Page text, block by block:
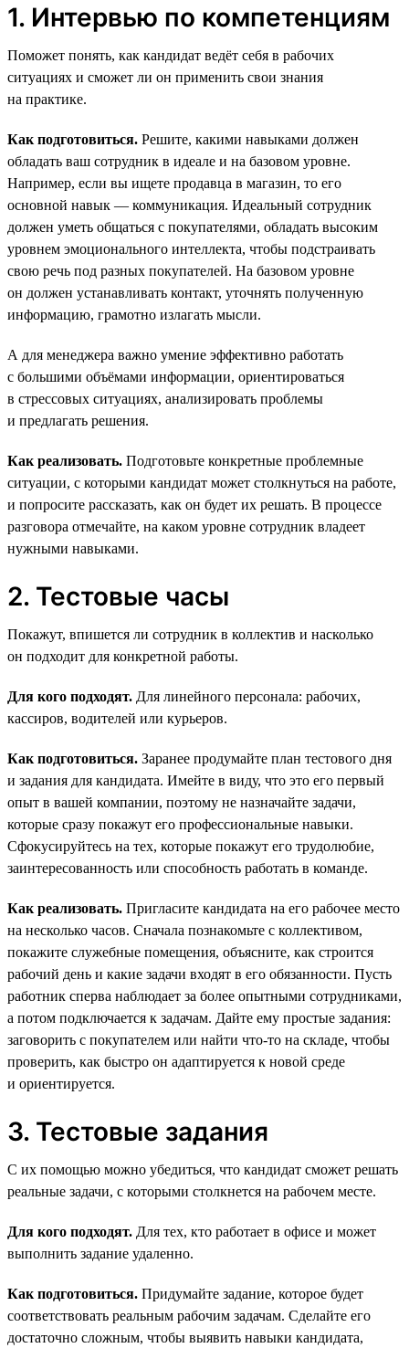
1. Интервью по компетенциям
Поможет понять, как кандидат ведёт себя в рабочих
ситуациях и сможет ли он применить свои знания
на практике.
Как подготовиться. Решите, какими навыками должен
обладать ваш сотрудник в идеале и на базовом уровне.
Например, если вы ищете продавца в магазин, то его
основной навык — коммуникация. Идеальный сотрудник
должен уметь общаться с покупателями, обладать высоким
уровнем эмоционального интеллекта, чтобы подстраивать
свою речь под разных покупателей. На базовом уровне
он должен устанавливать контакт, уточнять полученную
информацию, грамотно излагать мысли.
А для менеджера важно умение эффективно работать
с большими объёмами информации, ориентироваться
в стрессовых ситуациях, анализировать проблемы
и предлагать решения.
Как реализовать. Подготовьте конкретные проблемные
ситуации, с которыми кандидат может столкнуться на работе,
и попросите рассказать, как он будет их решать. В процессе
разговора отмечайте, на каком уровне сотрудник владеет
нужными навыками.
2. Тестовые часы
Покажут, впишется ли сотрудник в коллектив и насколько
он подходит для конкретной работы.
Для кого подходят. Для линейного персонала: рабочих,
кассиров, водителей или курьеров.
Как подготовиться. Заранее продумайте план тестового дня
и задания для кандидата. Имейте в виду, что это его первый
опыт в вашей компании, поэтому не назначайте задачи,
которые сразу покажут его профессиональные навыки.
Сфокусируйтесь на тех, которые покажут его трудолюбие,
заинтересованность или способность работать в команде.
Как реализовать. Пригласите кандидата на его рабочее место
на несколько часов. Сначала познакомьте с коллективом,
покажите служебные помещения, объясните, как строится
рабочий день и какие задачи входят в его обязанности. Пусть
работник сперва наблюдает за более опытными сотрудниками,
а потом подключается к задачам. Дайте ему простые задания:
заговорить с покупателем или найти что-то на складе, чтобы
проверить, как быстро он адаптируется к новой среде
и ориентируется.
3. Тестовые задания
С их помощью можно убедиться, что кандидат сможет решать
реальные задачи, с которыми столкнется на рабочем месте.
Для кого подходят. Для тех, кто работает в офисе и может
выполнить задание удаленно.
Как подготовиться. Придумайте задание, которое будет
соответствовать реальным рабочим задачам. Сделайте его
достаточно сложным, чтобы выявить навыки кандидата,